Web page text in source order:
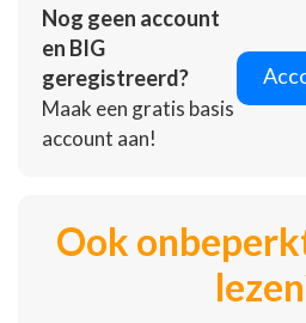
Nog geen account
en BIG
geregistreerd?
Maak een gratis basis
account aan!
Ook